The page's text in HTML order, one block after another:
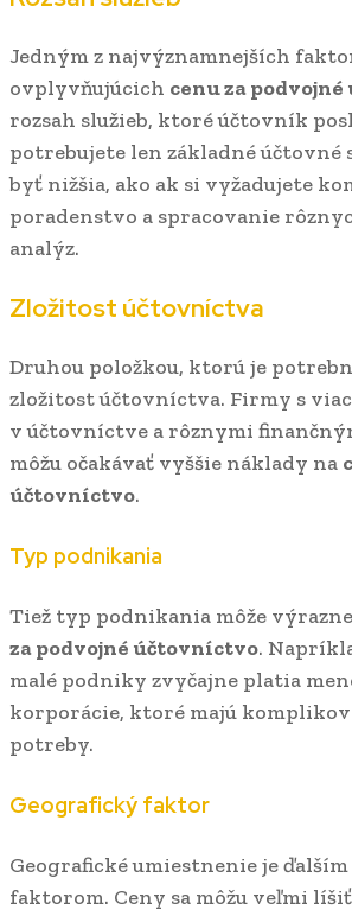
Jedným z najvýznamnejších
ovplyvňujúcich cenu za
rozsah služieb, ktoré účtovník
potrebujete len základné účtovné
byť nižšia, ako ak si vyžadujete
poradenstvo a spracovanie
analýz.
Zložitost účtovníctva
Druhou položkou, ktorú je
zložitost účtovníctva. Firmy s
v účtovníctve a rôznymi
môžu očakávať vyššie náklady na
účtovníctvo.
Typ podnikania
Tiež typ podnikania môže
za podvojné účtovníctvo.
malé podniky zvyčajne platia
korporácie, ktoré majú
potreby.
Geografický faktor
Geografické umiestnenie je
faktorom. Ceny sa môžu veľmi